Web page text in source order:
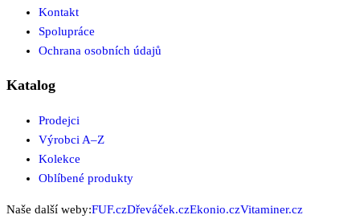
Kontakt
Spolupráce
Ochrana osobních údajů
Katalog
Prodejci
Výrobci A–Z
Kolekce
Oblíbené produkty
Naše další weby:FUF.czDřeváček.czEkonio.czVitaminer.cz